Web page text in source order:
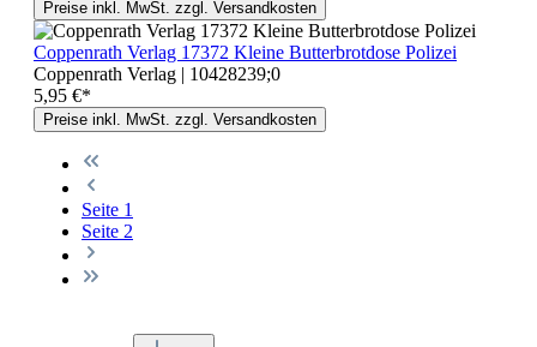
Preise inkl. MwSt. zzgl. Versandkosten
Coppenrath Verlag 17372 Kleine Butterbrotdose Polizei
Coppenrath Verlag | 10428239;0
5,95 €*
Preise inkl. MwSt. zzgl. Versandkosten
Seite 1
Seite 2